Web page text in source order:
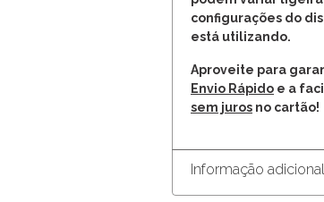
configurações do
está utilizando.
Aproveite para
Envio Rápido e a
sem juros no cartão!
Informação adicional